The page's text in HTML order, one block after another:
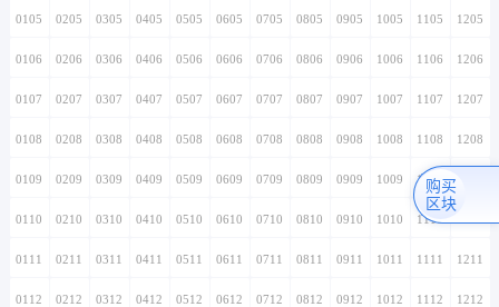
0105 0205 0305 0405 0505 0605 0705 0805 0905 1005 1105 1205
0106 0206 0306 0406 0506 0606 0706 0806 0906 1006 1106 1206
0107 0207 0307 0407 0507 0607 0707 0807 0907 1007 1107 1207
0108 0208 0308 0408 0508 0608 0708 0808 0908 1008 1108 1208
0109 0209 0309 0409 0509 0609 0709 0809 0909 1009 1109
0110 0210 0310 0410 0510 0610 0710 0810 0910 1010 1110
0111 0211 0311 0411 0511 0611 0711 0811 0911 1011 1111 1211
0112 0212 0312 0412 0512 0612 0712 0812 0912 1012 1112 1212
购买
区块